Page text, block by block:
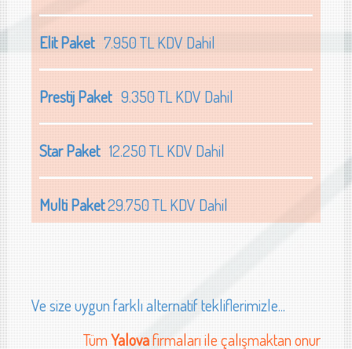
Elit Paket7.950 TL KDV Dahil
Prestij Paket9.350 TL KDV Dahil
Star Paket12.250 TL KDV Dahil
Multi Paket29.750 TL KDV Dahil
Ve size uygun farklı alternatif tekliflerimizle...
TümYalovafirmaları ile çalışmaktan onur